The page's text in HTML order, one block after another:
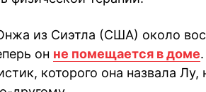
из Сиэтла (США) около
он не помещается в доме
которого она назвала